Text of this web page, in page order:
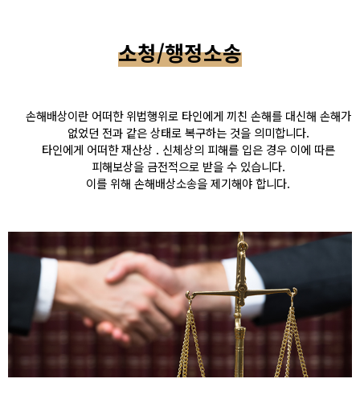
소청/행정소송
손해배상이란 어떠한 위법행위로 타인에게 끼친 손해를 대신해 손해가
없었던 전과 같은 상태로 복구하는 것을 의미합니다.
타인에게 어떠한 재산상 . 신체상의 피해를 입은 경우 이에 따른
피해보상을 금전적으로 받을 수 있습니다.
이를 위해 손해배상소송을 제기해야 합니다.